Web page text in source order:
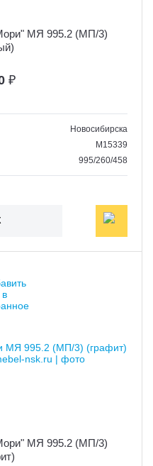
МЯ 995.2 (МП/3)
₽
Новосибирска
M15339
995/260/458
МЯ 995.2 (МП/3)